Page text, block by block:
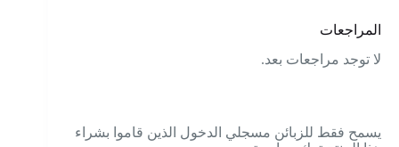
المراجعات
لا توجد مراجعات بعد.
يسمح فقط للزبائن مسجلي الدخول الذين قاموا بشراء